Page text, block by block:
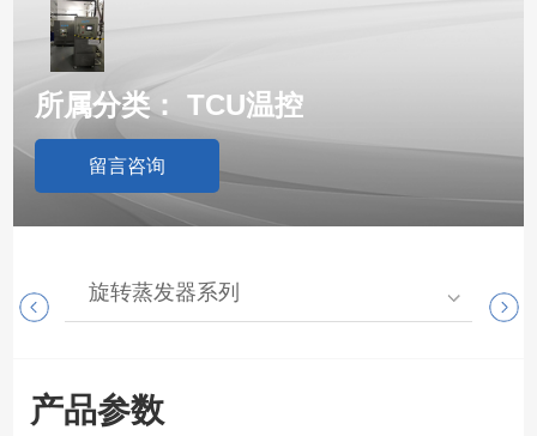
所属分类：TCU温控
留言咨询
旋转蒸发器系列 高
产品参数